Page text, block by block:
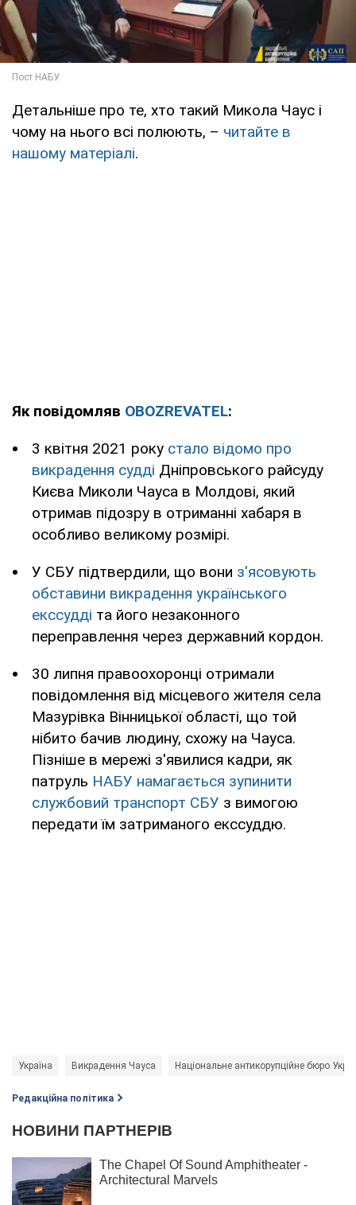
Детальніше про те, хто такий Микола Чаус і
чому на нього всі полюють, – читайте в
нашому матеріалі.
Як повідомляв OBOZREVATEL:
3 квітня 2021 року стало відомо про
викрадення судді Дніпровського райсуду
Києва Миколи Чауса в Молдові, який
отримав підозру в отриманні хабаря в
особливо великому розмірі.
У СБУ підтвердили, що вони з'ясовують
обставини викрадення українського
екссудді та його незаконного
переправлення через державний кордон.
30 липня правоохоронці отримали
повідомлення від місцевого жителя села
Мазурівка Вінницької області, що той
нібито бачив людину, схожу на Чауса.
Пізніше в мережі з'явилися кадри, як
патруль НАБУ намагається зупинити
службовий транспорт СБУ з вимогою
передати їм затриманого екссуддю.
Україна Викрадення Чауса Національне антикорупційне бюро
Редакційна політика